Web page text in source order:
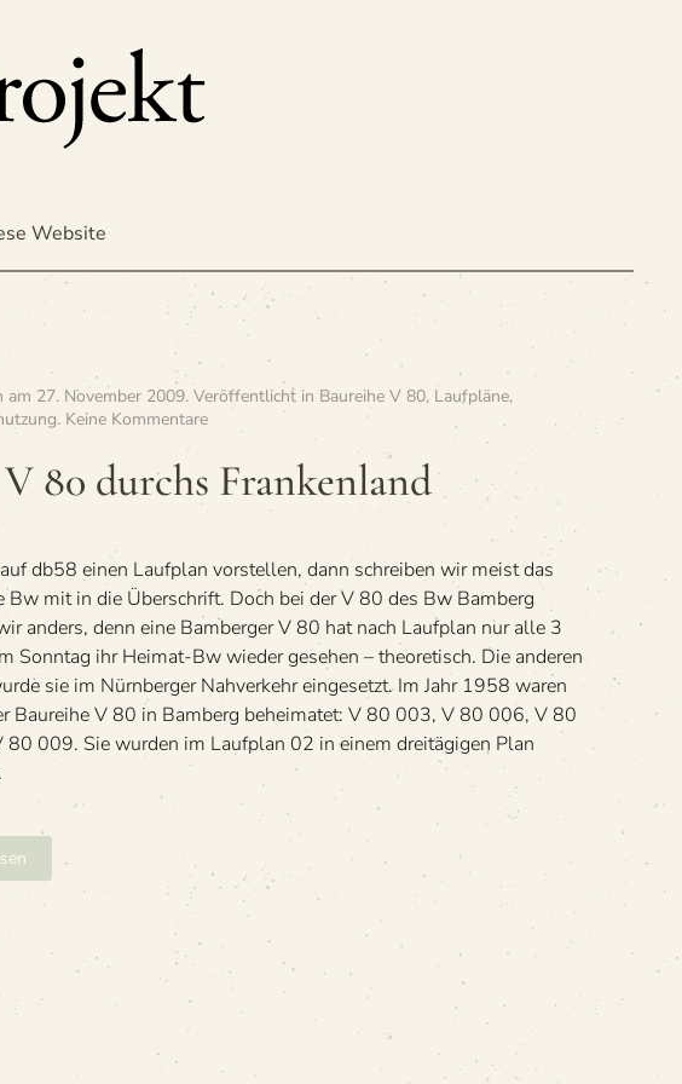
Website
am 27. November 2009. Veröffentlicht in Baureihe V 80, Laufpläne,
. Keine Kommentarezu
V 80
durchs
Frankenland
80 durchs Frankenland
db58 einen Laufplan vorstellen, dann schreiben wir meist das
Bw mit in die Überschrift. Doch bei der V 80 des Bw Bamberg
anders, denn eine Bamberger V 80 hat nach Laufplan nur alle 3
Sonntag ihr Heimat-Bw wieder gesehen – theoretisch. Die anderen
sie im Nürnberger Nahverkehr eingesetzt. Im Jahr 1958 waren
Baureihe V 80 in Bamberg beheimatet: V 80 003, V 80 006, V 80
80 009. Sie wurden im Laufplan 02 in einem dreitägigen Plan